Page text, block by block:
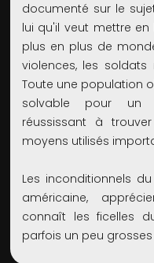
documenté sur le
lui qu'il veut mettre en
plus en plus de
violences, les soldats
Toute une population
solvable pour un
réussissant à
moyens utilisés
Les inconditionnels
américaine,
connaît les ficelles
parfois un peu